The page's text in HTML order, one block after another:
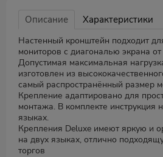
Описание Характеристики
Настенный кронштейн подходит
мониторов с диагональю экрана
Допустимая максимальная
изготовлен из
самый распространённый размер
Крепление адаптировано для
монтажа. В комплекте инструкция
языках.
Крепления Deluxe имеют яркую и
на двух языках, отлично
торгов